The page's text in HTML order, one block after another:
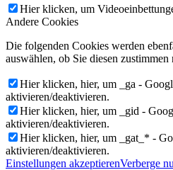
Hier klicken, um
Andere Cookies
Die folgenden Cookies werden
auswählen, ob Sie diesen zustimmen
Hier klicken, hier, um _ga -
aktivieren/deaktivieren.
Hier klicken, hier, um _gid -
aktivieren/deaktivieren.
Hier klicken, hier, um _gat_* -
aktivieren/deaktivieren.
Einstellungen akzeptierenVerberge